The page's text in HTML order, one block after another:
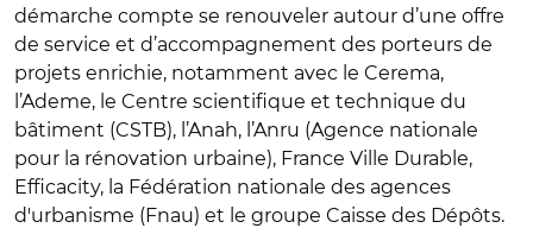
démarche compte se renouveler autour d’une offre
de service et d’accompagnement des porteurs de
projets enrichie, notamment avec le Cerema,
l’Ademe, le Centre scientifique et technique du
bâtiment (CSTB), l’Anah, l’Anru (Agence nationale
pour la rénovation urbaine), France Ville Durable,
Efficacity, la Fédération nationale des agences
d'urbanisme (Fnau) et le groupe Caisse des Dépôts.